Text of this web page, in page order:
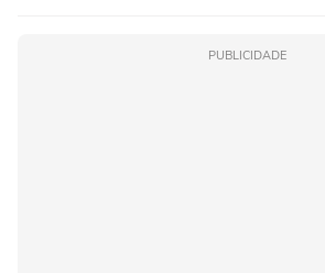
PUBLICIDADE